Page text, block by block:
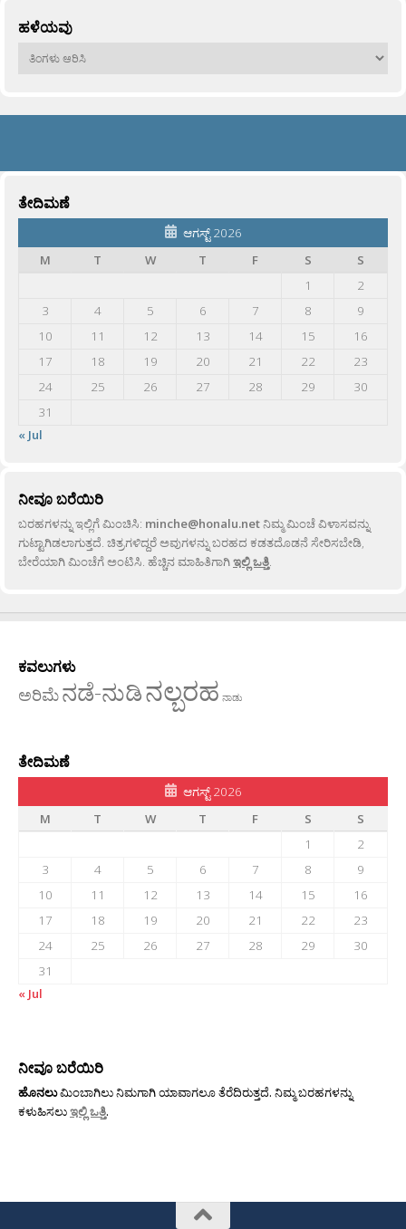
ಹಳೆಯವು
ಹಳೆಯವು
ತೇದಿಮಣೆ
ಆಗಸ್ಟ್ 2026
M
T W T F S
S
1
2
3
4 5 6 7 8
9
10
11 12 13 14 15
16
17
18 19 20 21 22
23
24
25 26 27 28 29
30
31
« Jul
ನೀವೂ ಬರೆಯಿರಿ
ಬರಹಗಳನ್ನು ಇಲ್ಲಿಗೆ ಮಿಂಚಿಸಿ: minche@honalu.netನಿಮ್ಮ ಮಿಂಚೆ ವಿಳಾಸವನ್ನು
ಗುಟ್ಟಾಗಿಡಲಾಗುತ್ತದೆ. ಚಿತ್ರಗಳಿದ್ದರೆ ಅವುಗಳನ್ನು ಬರಹದ ಕಡತದೊಡನೆ ಸೇರಿಸಬೇಡಿ,
ಬೇರೆಯಾಗಿ ಮಿಂಚೆಗೆ ಅಂಟಿಸಿ. ಹೆಚ್ಚಿನ ಮಾಹಿತಿಗಾಗಿಇಲ್ಲಿ ಒತ್ತಿ.
ಕವಲುಗಳು
ಅರಿಮೆನಡೆ-ನುಡಿನಲ್ಬರಹ ನಾಡು
ತೇದಿಮಣೆ
ಆಗಸ್ಟ್ 2026
M
T W T F S
S
1
2
3
4 5 6 7 8
9
10
11 12 13 14 15
16
17
18 19 20 21 22
23
24
25 26 27 28 29
30
31
« Jul
ನೀವೂ ಬರೆಯಿರಿ
ಹೊನಲುಮಿಂಬಾಗಿಲು ನಿಮಗಾಗಿ ಯಾವಾಗಲೂ ತೆರೆದಿರುತ್ತದೆ. ನಿಮ್ಮ ಬರಹಗಳನ್ನು
ಕಳುಹಿಸಲುಇಲ್ಲಿ ಒತ್ತಿ.